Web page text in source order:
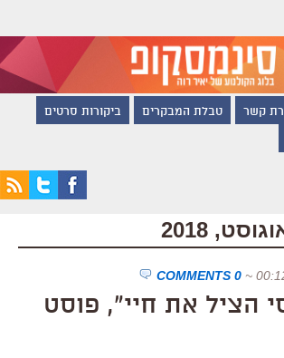
קשר טבלת המבקרים ביקורות סרטים
~
0 COMMENTS
הציל את חיי", פוסט